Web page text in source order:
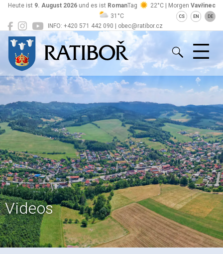
INFO: +420 571 442 090 | obec@ratibor.cz
Heute ist 9. August 2026und es ist RomanTag 22°C | Morgen Vavřinec
31°C
CS EN DE
Ratiboř
Videos